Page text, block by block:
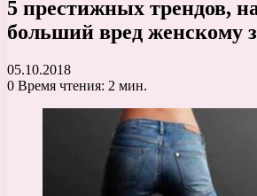
5 престижных трендов,
больший вред женскому
05.10.2018
0 Время чтения: 2 мин.